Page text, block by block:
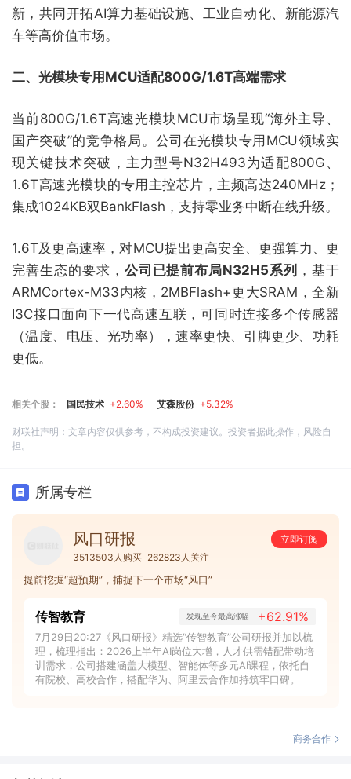
新，共同开拓AI算力基础设施、工业自动化、新能源汽
车等高价值市场。
二、光模块专用MCU适配800G/1.6T高端需求
当前800G/1.6T高速光模块MCU市场呈现“海外主导、
国产突破”的竞争格局。公司在光模块专用MCU领域实
现关键技术突破，主力型号N32H493为适配800G、
1.6T高速光模块的专用主控芯片，主频高达240MHz；
集成1024KB双BankFlash，支持零业务中断在线升级。
1.6T及更高速率，对MCU提出更高安全、更强算力、更
完善生态的要求， 公司已提前布局N32H5系列 ，基于
ARMCortex-M33内核，2MBFlash+更大SRAM，全新
I3C接口面向下一代高速互联，可同时连接多个传感器
（温度、电压、光功率），速率更快、引脚更少、功耗
更低。
相关个股： 国民技术 +2.60% 艾森股份 +5.32%
财联社声明：文章内容仅供参考，不构成投资建议。投资者据此操作，风险自
担。
所属专栏
风口研报
立即订阅
3513503人购买 262823人关注
提前挖掘“超预期”，捕捉下一个市场“风口”
传智教育 发现至今最高涨幅 +62.91%
7月29日20:27《风口研报》精选“传智教育”公司研报并加以梳
理，梳理指出：2026上半年AI岗位大增，人才供需错配带动培
训需求，公司搭建涵盖大模型、智能体等多元AI课程，依托自
有院校、高校合作，搭配华为、阿里云合作加持筑牢口碑。
商务合作